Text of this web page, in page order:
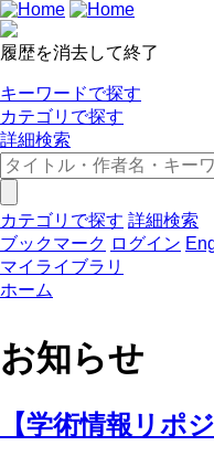
履歴を消去して終了
キーワードで探す
カテゴリで探す
詳細検索
カテゴリで探す 詳細検索
ブックマーク ログイン
マイライブラリ
ホーム
お知らせ
【学術情報リポ